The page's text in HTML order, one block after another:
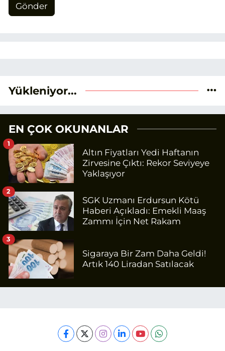
Gönder
Yükleniyor...
EN ÇOK OKUNANLAR
Altın Fiyatları Yedi Haftanın
Zirvesine Çıktı: Rekor Seviyeye
Yaklaşıyor
1
SGK Uzmanı Erdursun Kötü
Haberi Açıkladı: Emekli Maaş
Zammı İçin Net Rakam
2
Sigaraya Bir Zam Daha Geldi!
Artık 140 Liradan Satılacak
3